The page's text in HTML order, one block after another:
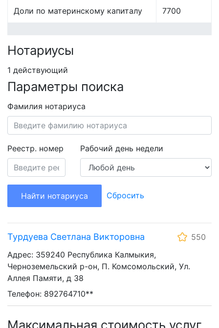
Доли по материнскому капиталу 7700
Нотариусы
1 действующий
Параметры поиска
Фамилия нотариуса
Реестр. номер Рабочий день недели
Найти нотариуса Сбросить
Турдуева Светлана Викторовна
550
Адрес: 359240 Республика Калмыкия,
Черноземельский р-он, П. Комсомольский, Ул.
Аллея Памяти, д 38
Телефон: 892764710**
Максимальная стоимость услуг